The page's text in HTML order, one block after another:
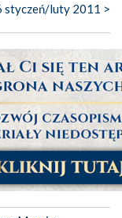
styczeń/luty 2011 >